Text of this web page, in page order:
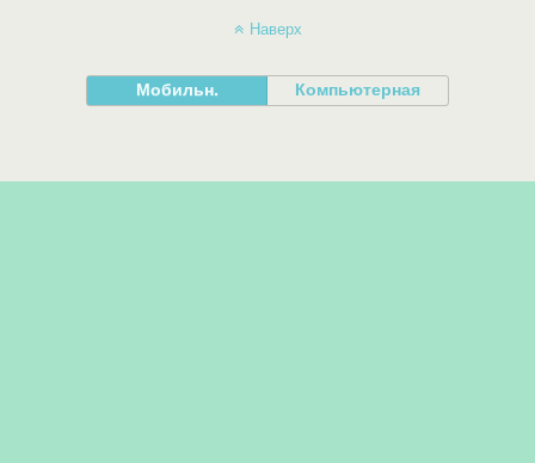
Наверх
Мобильн. Компьютерная